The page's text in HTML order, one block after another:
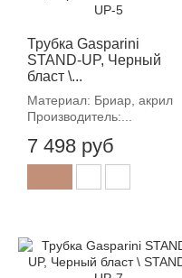
Трубка Gasparini
STAND-UP, Черный
бласт \...
Материал: Бриар, акрил
Производитель:...
7 498 руб